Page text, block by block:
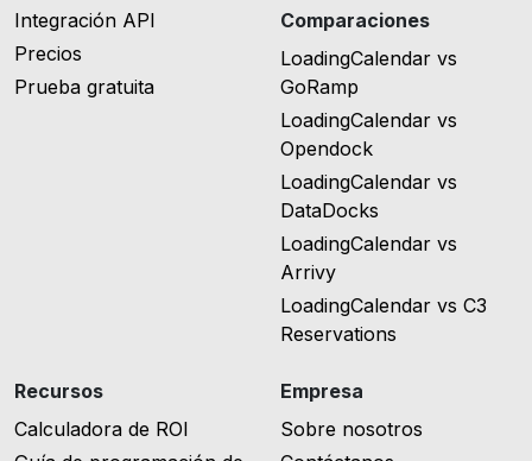
Integración API
Precios
Prueba gratuita
Comparaciones
LoadingCalendar vs
GoRamp
LoadingCalendar vs
Opendock
LoadingCalendar vs
DataDocks
LoadingCalendar vs
Arrivy
LoadingCalendar vs C3
Reservations
Recursos
Calculadora de ROI
Empresa
Sobre nosotros